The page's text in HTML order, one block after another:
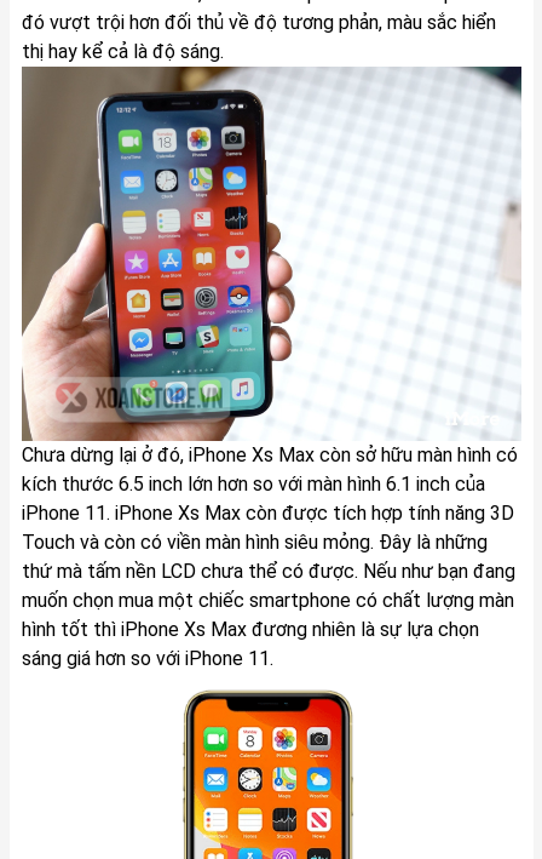
đó vượt trội hơn đối thủ về độ tương phản, màu sắc hiển
thị hay kể cả là độ sáng.
Chưa dừng lại ở đó, iPhone Xs Max còn sở hữu màn hình có
kích thước 6.5 inch lớn hơn so với màn hình 6.1 inch của
iPhone 11. iPhone Xs Max còn được tích hợp tính năng 3D
Touch và còn có viền màn hình siêu mỏng. Đây là những
thứ mà tấm nền LCD chưa thể có được. Nếu như bạn đang
muốn chọn mua một chiếc smartphone có chất lượng màn
hình tốt thì iPhone Xs Max đương nhiên là sự lựa chọn
sáng giá hơn so với iPhone 11.